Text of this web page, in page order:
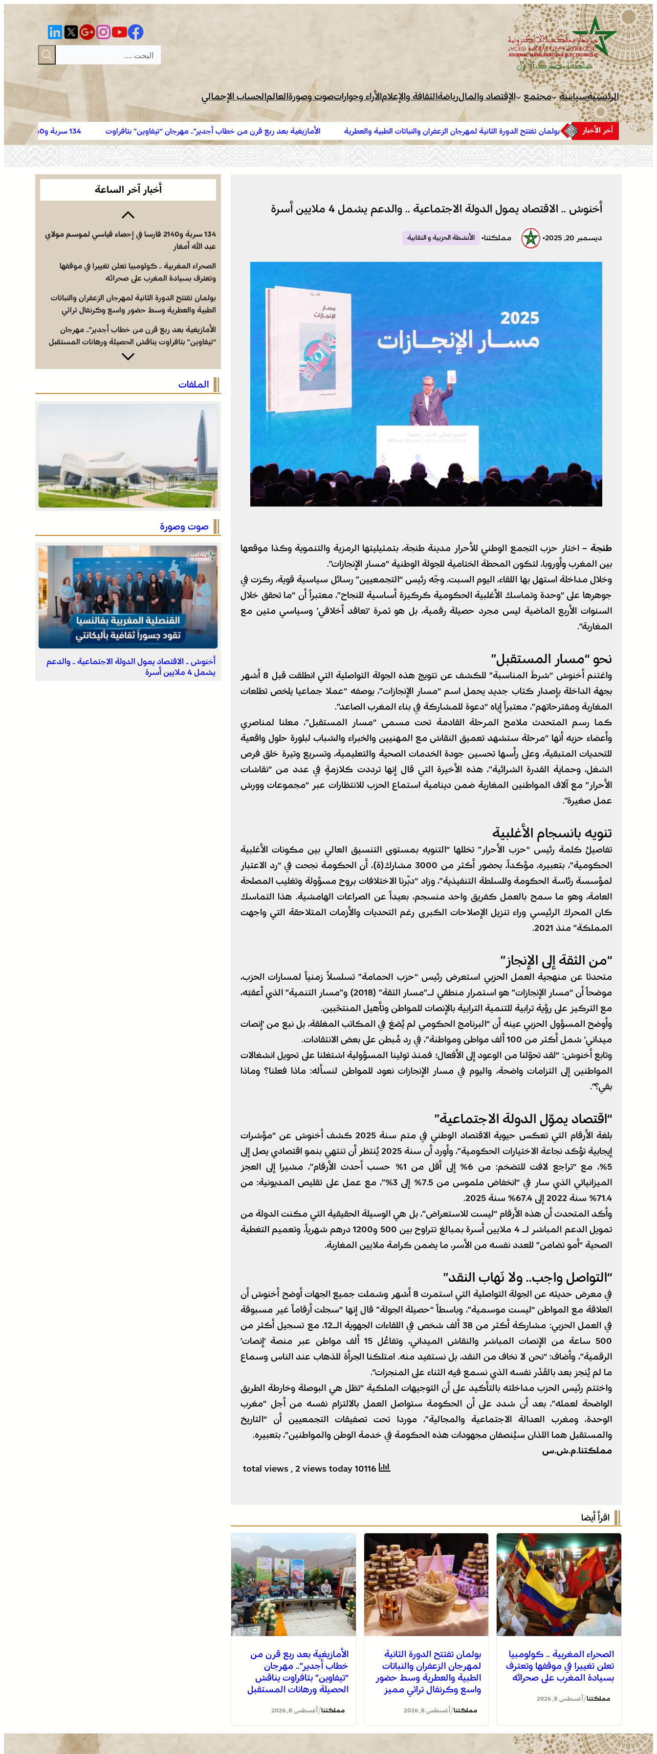
تخطى
إلى
المحتوى
الرئيسيةسياسة مجتمع الإقتصاد والمالرياضةالثقافة والإعلامالأراء وحواراتصوت وصورةالعالمالحساب الإجمالي
آخر الأخبار
بولمان تفتتح الدورة الثانية لمهرجان الزعفران والنباتات الطبية والعطرية
وسط حضور واسع وكرنفال تراثي مميز
الأمازيغية بعد ربع قرن من خطاب أجدير”.. مهرجان “تيفاوين” بتافراوت
يناقش الحصيلة ورهانات المستقبل
134 سربة و2140 فارسا في إحصاء قياسي لموسم مولاي عبد الله أمغار
أخنوش .. الاقتصاد يمول الدولة الاجتماعية .. والدعم يشمل 4 ملايين أسرة
ديسمبر 20, 2025 • مملكتنا• الأنشطة الحزبية و النقابية
طنجة –اختار حزب التجمع الوطني للأحرار مدينة طنجة، بتمثيليتها الرمزية والتنموية وكذا موقعها
بين المغرب وأوروبا، لتكون المحطة الختامية للجولة الوطنية “مسار الإنجازات”.
وخلال مداخلة استهل بها اللقاء، اليوم السبت، وجّه رئيس “التجمعيين” رسائل سياسية قوية، ركزت في
جوهرها على “وحدة وتماسك الأغلبية الحكومية كركيزة أساسية للنجاح”، معتبراً أن “ما تحقق خلال
السنوات الأربع الماضية ليس مجرد حصيلة رقمية، بل هو ثمرة ‘تعاقد أخلاقي’ وسياسي متين مع
المغاربة”.
نحو “مسار المستقبل”
واغتنم أخنوش “شرطَ المناسبة” للكشف عن تتويج هذه الجولة التواصلية التي انطلقت قبل 8 أشهر
بجهة الداخلة بإصدار كتاب جديد يحمل اسم “مسار الإنجازات”، بوصفه “عملا جماعيا يلخص تطلعات
المغاربة ومقترحاتهم”، معتبراً إياه “دعوة للمشاركة في بناء المغرب الصاعد”.
كما رسم المتحدث ملامح المرحلة القادمة تحت مسمى “مسار المستقبل”، معلنا لمناصري
وأعضاء حزبه أنها “مرحلة ستشهد تعميق النقاش مع المهنيين والخبراء والشباب لبلورة حلول واقعية
للتحديات المتبقية، وعلى رأسها تحسين جودة الخدمات الصحية والتعليمية، وتسريع وتيرة خلق فرص
الشغل، وحماية القدرة الشرائية”، هذه الأخيرة التي قال إنها ترددت كلازمةٍ في عدد من “نقاشات
الأحرار” مع آلاف المواطنين المغاربة ضمن دينامية استماع الحزب للانتظارات عبر “مجموعات وورش
عمل صغيرة”.
تنويه بانسجام الأغلبية
تفاصيلُ كلمة رئيس “حزب الأحرار” تخللها “التنويه بمستوى التنسيق العالي بين مكونات الأغلبية
الحكومية”، بتعبيره، مؤكداً، بحضور أكثر من 3000 مشارك(ة)، أن الحكومة نجحت في “رد الاعتبار
لمؤسسة رئاسة الحكومة وللسلطة التنفيذية”، وزاد “دبّرنا الاختلافات بروح مسؤولة وتغليب المصلحة
العامة، وهو ما سمح بالعمل كفريق واحد منسجم، بعيداً عن الصراعات الهامشية. هذا التماسك
كان المحرك الرئيسي وراء تنزيل الإصلاحات الكبرى رغم التحديات والأزمات المتلاحقة التي واجهت
المملكة” منذ 2021.
“من الثقة إلى الإنجاز”
متحدثا عن منهجية العمل الحزبي استعرض رئيس “حزب الحمامة” تسلسلاً زمنياً لمسارات الحزب،
موضحاً أن “مسار الإنجازات” هو استمرار منطقي لـ”مسار الثقة” (2018) و”مسار التنمية” الذي أعقبَه،
مع التركيز على رؤية ترابية للتنمية الترابية بالإنصات للمواطن وتأهيل المنتخَبين.
وأوضح المسؤول الحزبي عينه أن “البرنامج الحكومي لم يُصَغ في المكاتب المغلقة، بل نبع من ‘إنصات
ميداني’ شمل أكثر من 100 ألف مواطن ومواطنة”، في رد مُبطن على بعض الانتقادات.
وتابع أخنوش: “لقد تحوّلنا من الوعود إلى الأفعال؛ فمنذ تولينا المسؤولية اشتغلنا على تحويل انشغالات
المواطنين إلى التزامات واضحة، واليوم في مسار الإنجازات نعود للمواطن لنسأله: ماذا فعلنا؟ وماذا
بقي؟”.
“اقتصاد يموّل الدولة الاجتماعية”
بلغة الأرقام التي تعكس حيوية الاقتصاد الوطني في متم سنة 2025 كشف أخنوش عن “مؤشرات
إيجابية تؤكد نجاعة الاختيارات الحكومية”، وأورد أن سنة 2025 يُنتظر أن تنتهي بنمو اقتصادي يصل إلى
5%، مع “تراجع لافت للتضخم: من 6% إلى أقل من 1% حسب أحدث الأرقام”، مشيرا إلى العجز
الميزانياتي الذي سار في “انخفاض ملموس من 7.5% إلى 3%”، مع عمل على تقليص المديونية: من
71.4% سنة 2022 إلى 67.4% سنة 2025.
وأكد المتحدث أن هذه الأرقام “ليست للاستعراض”، بل هي الوسيلة الحقيقية التي مكنت الدولة من
تمويل الدعم المباشر لـ 4 ملايين أسرة بمبالغ تتراوح بين 500 و1200 درهم شهرياً، وتعميم التغطية
الصحية “أمو تضامن” للعدد نفسه من الأسر، ما يضمن كرامة ملايين المغاربة.
“التواصل واجب.. ولا نَهاب النقد”
في معرض حديثه عن الجولة التواصلية التي استمرت 8 أشهر وشملت جميع الجهات أوضح أخنوش أن
العلاقة مع المواطن “ليست موسمية”، وباسطاً “حصيلة الجولة” قال إنها “سجلت أرقاماً غير مسبوقة
في العمل الحزبي: مشاركة أكثر من 38 ألف شخص في اللقاءات الجهوية الـ12، مع تسجيل أكثر من
500 ساعة من الإنصات المباشر والنقاش الميداني، وتفاعُل 15 ألف مواطن عبر منصة ‘إنصات’
الرقمية”، وأضاف: “نحن لا نخاف من النقد، بل نستفيد منه. امتلكنا الجرأة للذهاب عند الناس وسماع
ما لم يُنجز بعد بالقَدْر نفسه الذي نسمع فيه الثناء على المنجزات”.
واختتم رئيس الحزب مداخلته بالتأكيد على أن التوجيهات الملكية “تظل هي البوصلة وخارطة الطريق
الواضحة لعمله”، بعد أن شدد على أن الحكومة ستواصل العمل بالالتزام نفسه من أجل “مغرب
الوحدة، ومغرب العدالة الاجتماعية والمجالية”، موردا تحت تصفيقات التجمعيين أن “التاريخ
والمستقبل هما اللذان سيُنصفان مجهودات هذه الحكومة في خدمة الوطن والمواطنين”، بتعبيره.
مملكتنا.م.ش.س
, 2 views today
اقرأ أيضا
الصحراء المغربية .. كولومبيا
تعلن تغييرا في موقفها وتعترف
بسيادة المغرب على صحرائه
مملكتنا/أغسطس 8, 2026
بولمان تفتتح الدورة الثانية
لمهرجان الزعفران والنباتات
الطبية والعطرية وسط حضور
واسع وكرنفال تراثي مميز
مملكتنا/أغسطس 8, 2026
الأمازيغية بعد ربع قرن من
خطاب أجدير”.. مهرجان
“تيفاوين” بتافراوت يناقش
الحصيلة ورهانات المستقبل
مملكتنا/أغسطس 8, 2026
أخبار آخر الساعة
الصحراء المغربية .. كولومبيا تعلن تغييرا في موقفها
وتعترف بسيادة المغرب على صحرائه
الطبية والعطرية وسط حضور واسع وكرنفال تراثي
الأمازيغية بعد ربع قرن من خطاب أجدير”.. مهرجان
“تيفاوين” بتافراوت يناقش الحصيلة ورهانات المستقبل
134 سربة و2140 فارسا في إحصاء قياسي لموسم مولاي
عبد الله أمغار
الصحراء المغربية .. كولومبيا تعلن تغييرا في موقفها
وتعترف بسيادة المغرب على صحرائه
بولمان تفتتح الدورة الثانية لمهرجان الزعفران والنباتات
الطبية والعطرية وسط حضور واسع وكرنفال تراثي
مميز
الأمازيغية بعد ربع قرن من خطاب أجدير”.. مهرجان
“تيفاوين” بتافراوت يناقش الحصيلة ورهانات المستقبل
134 سربة و2140 فارسا في إحصاء قياسي لموسم مولاي
الصحراء المغربية .. كولومبيا تعلن تغييرا في موقفها
بولمان تفتتح الدورة الثانية لمهرجان الزعفران والنباتات
الطبية والعطرية وسط حضور واسع وكرنفال تراثي
الأمازيغية بعد ربع قرن من خطاب أجدير”.. مهرجان
“تيفاوين” بتافراوت يناقش الحصيلة ورهانات المستقبل
134 سربة و2140 فارسا في إحصاء قياسي لموسم مولاي
عبد الله أمغار
الملفات
صوت وصورة
أخنوش .. الاقتصاد يمول الدولة الاجتماعية .. والدعم
يشمل 4 ملايين أسرة